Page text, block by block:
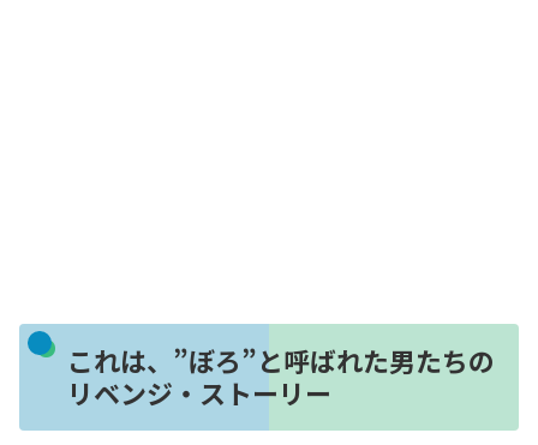
これは、”ぼろ”と呼ばれた男たちの
リベンジ・ストーリー